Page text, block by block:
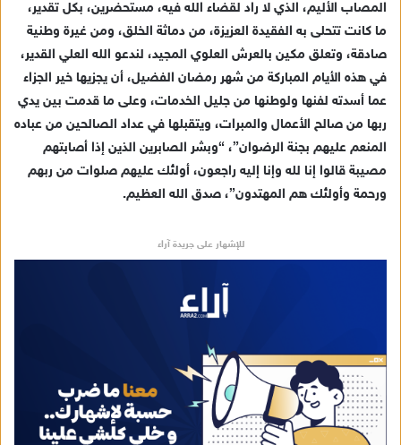
المصاب الأليم، الذي لا راد لقضاء الله فيه، مستحضرين، بكل تقدير،
ما كانت تتحلى به الفقيدة العزيزة، من دماثة الخلق، ومن غيرة وطنية
صادقة، وتعلق مكين بالعرش العلوي المجيد، لندعو الله العلي القدير،
في هذه الأيام المباركة من شهر رمضان الفضيل، أن يجزيها خير الجزاء
عما أسدته لفنها ولوطنها من جليل الخدمات، وعلى ما قدمت بين يدي
ربها من صالح الأعمال والمبرات، ويتقبلها في عداد الصالحين من عباده
المنعم عليهم بجنة الرضوان”، “وبشر الصابرين الذين إذا أصابتهم
مصيبة قالوا إنا لله وإنا إليه راجعون، أولئك عليهم صلوات من ربهم
ورحمة وأولئك هم المهتدون”، صدق الله العظيم.
للإشهار على جريدة آراء